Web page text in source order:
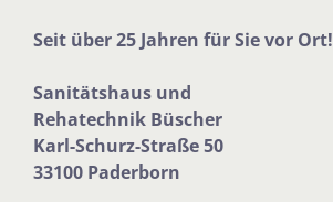
Seit über 25 Jahren für Sie vor Ort!
Sanitätshaus und
Rehatechnik Büscher
Karl-Schurz-Straße 50
33100 Paderborn